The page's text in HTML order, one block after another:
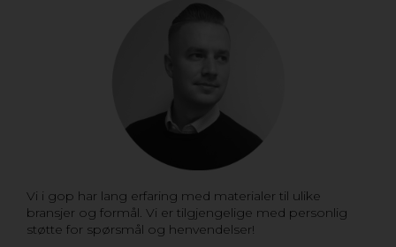
Vi i gop har lang erfaring med materialer til ulike
bransjer og formål. Vi er tilgjengelige med personlig
støtte for spørsmål og henvendelser!